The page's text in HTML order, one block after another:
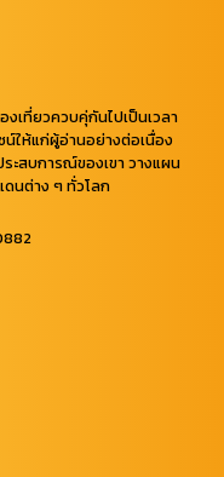
งเที่ยวควบคุ่กันไปเป็นเวลา
น์ให้แก่ผู้อ่านอย่างต่อเนื่อง
ะสบการณ์ของเขา วางแผน
ดนต่าง ๆ ทั่วโลก